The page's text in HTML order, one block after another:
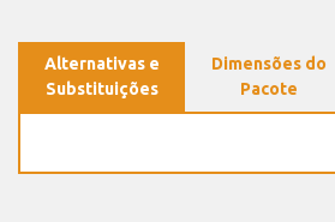
Alternativas e
Substituições
Dimensões do
Pacote